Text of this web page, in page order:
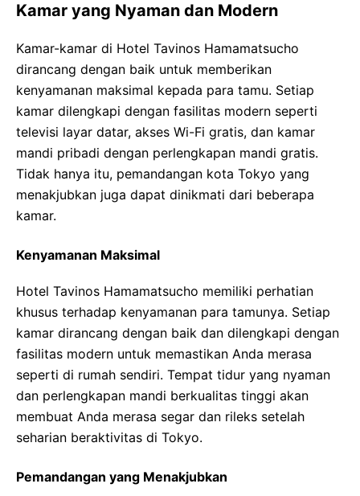
Kamar yang Nyaman dan Modern
Kamar-kamar di Hotel Tavinos Hamamatsucho
dirancang dengan baik untuk memberikan
kenyamanan maksimal kepada para tamu. Setiap
kamar dilengkapi dengan fasilitas modern seperti
televisi layar datar, akses Wi-Fi gratis, dan kamar
mandi pribadi dengan perlengkapan mandi gratis.
Tidak hanya itu, pemandangan kota Tokyo yang
menakjubkan juga dapat dinikmati dari beberapa
kamar.
Kenyamanan Maksimal
Hotel Tavinos Hamamatsucho memiliki perhatian
khusus terhadap kenyamanan para tamunya. Setiap
kamar dirancang dengan baik dan dilengkapi dengan
fasilitas modern untuk memastikan Anda merasa
seperti di rumah sendiri. Tempat tidur yang nyaman
dan perlengkapan mandi berkualitas tinggi akan
membuat Anda merasa segar dan rileks setelah
seharian beraktivitas di Tokyo.
Pemandangan yang Menakjubkan